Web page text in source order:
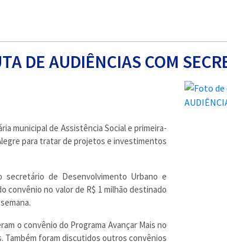
DE AUDIÊNCIAS COM
municipal de Assistência Social e primeira-
para tratar de projetos e investimentos
secretário de Desenvolvimento Urbano e
no valor de R$ 1 milhão destinado
o convênio do Programa Avançar Mais no
Também foram discutidos outros convênios